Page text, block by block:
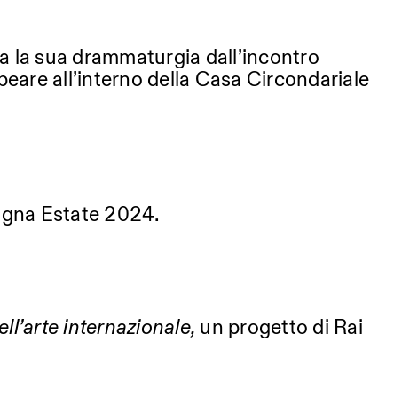
la sua drammaturgia dall’incontro
all’interno della Casa Circondariale
Estate 2024.
internazionale, un progetto di Rai